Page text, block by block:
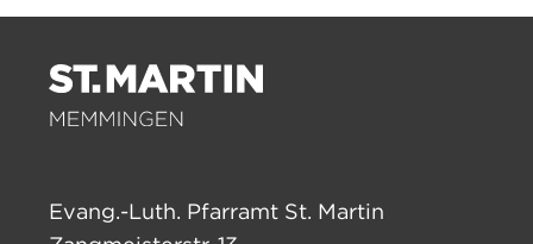
Evang.-Luth. Pfarramt St. Martin